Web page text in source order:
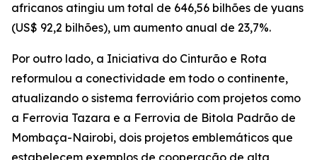
africanos atingiu um total de 646,56 bilhões de yuans
(US$ 92,2 bilhões), um aumento anual de 23,7%.
Por outro lado, a Iniciativa do Cinturão e Rota
reformulou a conectividade em todo o continente,
atualizando o sistema ferroviário com projetos como
a Ferrovia Tazara e a Ferrovia de Bitola Padrão de
Mombaça-Nairobi, dois projetos emblemáticos que
estabelecem exemplos de cooperação de alta